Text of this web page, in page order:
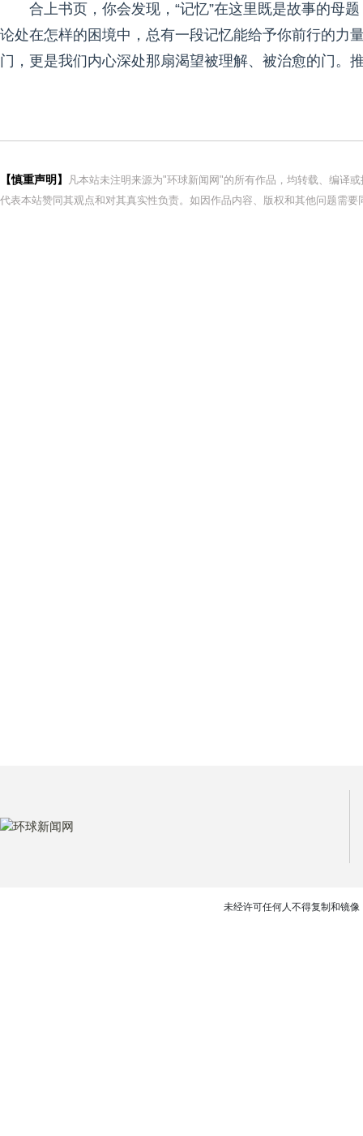
合上书页，你会发现，“记忆”在这里既是故事的母
论处在怎样的困境中，总有一段记忆能给予你前行的力
门，更是我们内心深处那扇渴望被理解、被治愈的门。
【慎重声明】
凡本站未注明来源为"环球新闻网"的所有作品，均转载、编译
代表本站赞同其观点和对其真实性负责。如因作品内容、版权和其他问题需
未经许可任何人不得复制和镜